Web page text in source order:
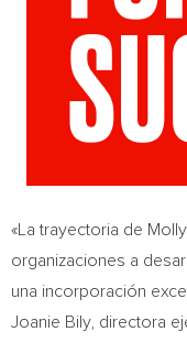
«La trayectoria de
organizaciones a
una incorporación
Joanie Bily, directora